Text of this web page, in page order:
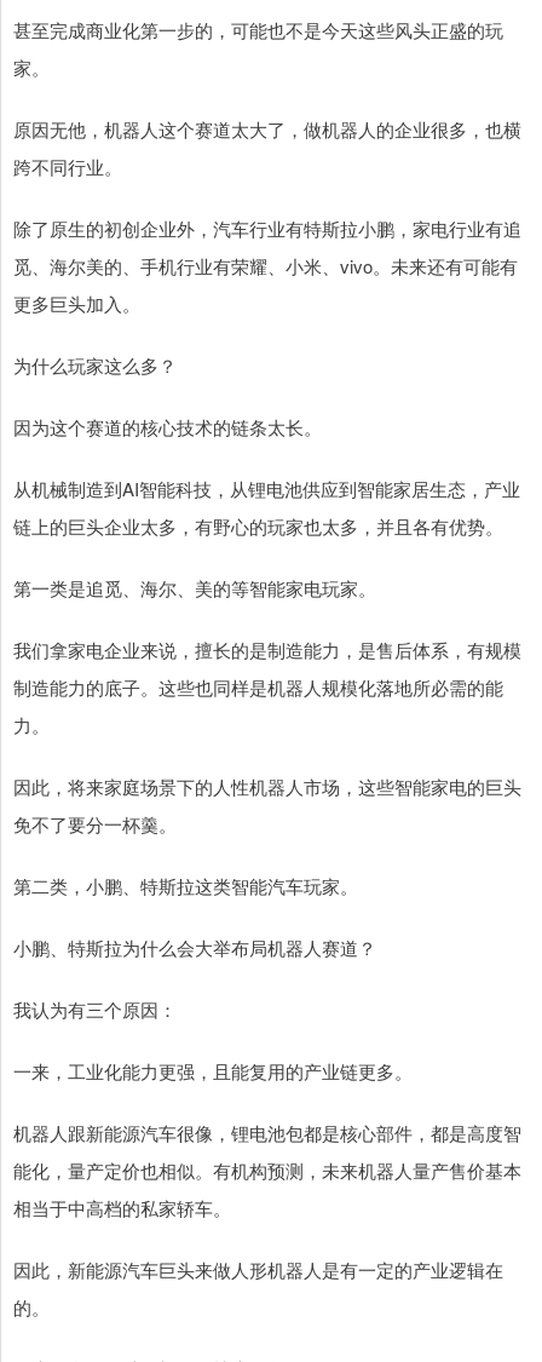
甚至完成商业化第一步的，可能也不是今天这些风头正盛的玩
家。
原因无他，机器人这个赛道太大了，做机器人的企业很多，也横
跨不同行业。
除了原生的初创企业外，汽车行业有特斯拉小鹏，家电行业有追
觅、海尔美的、手机行业有荣耀、小米、vivo。未来还有可能有
更多巨头加入。
为什么玩家这么多？
因为这个赛道的核心技术的链条太长。
从机械制造到AI智能科技，从锂电池供应到智能家居生态，产业
链上的巨头企业太多，有野心的玩家也太多，并且各有优势。
第一类是追觅、海尔、美的等智能家电玩家。
我们拿家电企业来说，擅长的是制造能力，是售后体系，有规模
制造能力的底子。这些也同样是机器人规模化落地所必需的能
力。
因此，将来家庭场景下的人性机器人市场，这些智能家电的巨头
免不了要分一杯羹。
第二类，小鹏、特斯拉这类智能汽车玩家。
小鹏、特斯拉为什么会大举布局机器人赛道？
我认为有三个原因：
一来，工业化能力更强，且能复用的产业链更多。
机器人跟新能源汽车很像，锂电池包都是核心部件，都是高度智
能化，量产定价也相似。有机构预测，未来机器人量产售价基本
相当于中高档的私家轿车。
因此，新能源汽车巨头来做人形机器人是有一定的产业逻辑在
的。